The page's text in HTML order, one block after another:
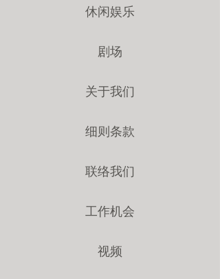
休闲娱乐
剧场
关于我们
细则条款
联络我们
工作机会
视频